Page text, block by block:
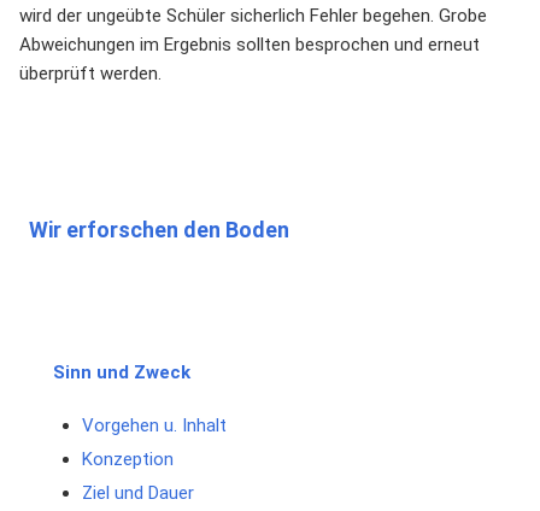
wird der ungeübte Schüler sicherlich Fehler begehen. Grobe
Abweichungen im Ergebnis sollten besprochen und erneut
überprüft werden.
Wir erforschen den Boden
Sinn und Zweck
Vorgehen u. Inhalt
Konzeption
Ziel und Dauer